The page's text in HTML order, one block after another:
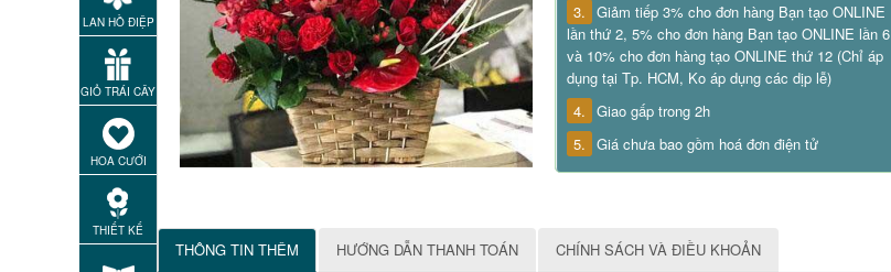
LAN HỒ ĐIỆP
GIỎ TRÁI CÂY
HOA CƯỚI
THIẾT KẾ
3. Giảm tiếp 3% cho đơn hàng Bạn tạo ONLINE
lần thứ 2, 5% cho đơn hàng Bạn tạo ONLINE lần 6
và 10% cho đơn hàng tạo ONLINE thứ 12 (Chỉ áp
dụng tại Tp. HCM, Ko áp dụng các dịp lễ)
4. Giao gấp trong 2h
5. Giá chưa bao gồm hoá đơn điện tử
THÔNG TIN THÊM HƯỚNG DẪN THANH TOÁN CHÍNH SÁCH VÀ ĐIỀU KHOẢN